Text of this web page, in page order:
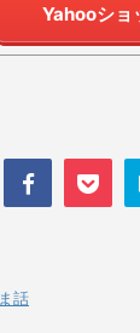
Yahooショ
話